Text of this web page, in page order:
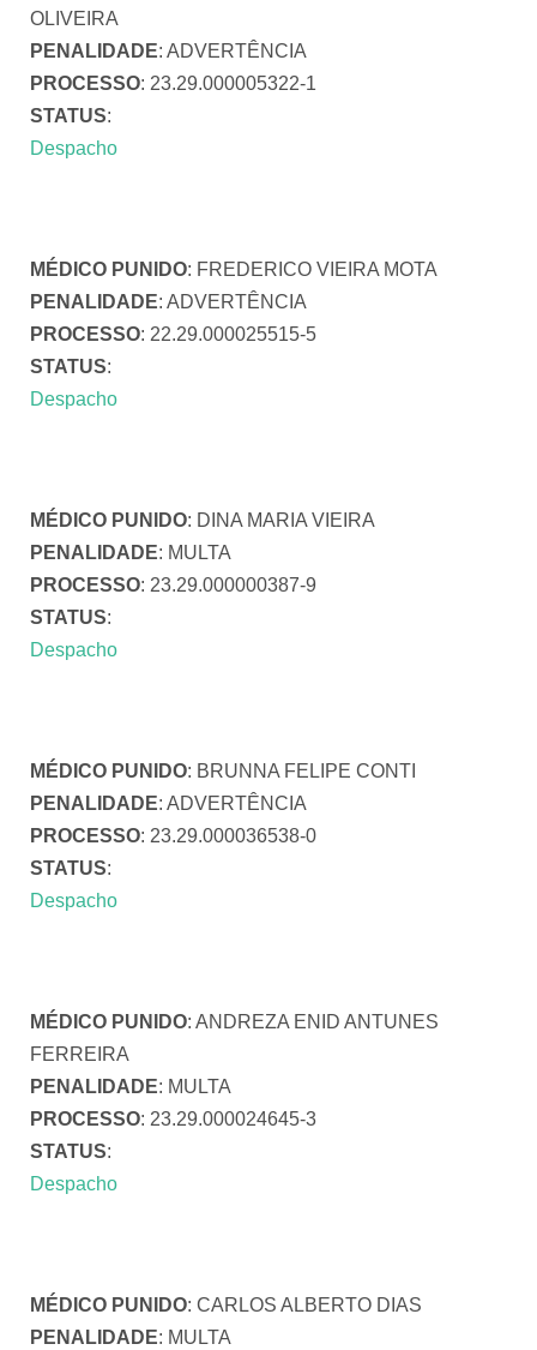
OLIVEIRA
PENALIDADE: ADVERTÊNCIA
PROCESSO: 23.29.000005322-1
STATUS:
Despacho
MÉDICO PUNIDO: FREDERICO VIEIRA MOTA
PENALIDADE: ADVERTÊNCIA
PROCESSO: 22.29.000025515-5
STATUS:
Despacho
MÉDICO PUNIDO: DINA MARIA VIEIRA
PENALIDADE: MULTA
PROCESSO: 23.29.000000387-9
STATUS:
Despacho
MÉDICO PUNIDO: BRUNNA FELIPE CONTI
PENALIDADE: ADVERTÊNCIA
PROCESSO: 23.29.000036538-0
STATUS:
Despacho
MÉDICO PUNIDO: ANDREZA ENID ANTUNES
FERREIRA
PENALIDADE: MULTA
PROCESSO: 23.29.000024645-3
STATUS:
Despacho
MÉDICO PUNIDO: CARLOS ALBERTO DIAS
PENALIDADE: MULTA